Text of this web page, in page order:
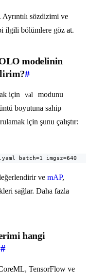
sözdizimi ve
ilgili bölümlere göz at.
modelinin
#
için val
modunu
boyutuna sahip
için şunu çalıştır:
batch=1 imgsz=640
ve mAP,
sağlar. Daha fazla
hangi
#
TensorFlow ve